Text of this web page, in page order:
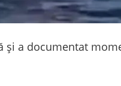
și a documentat